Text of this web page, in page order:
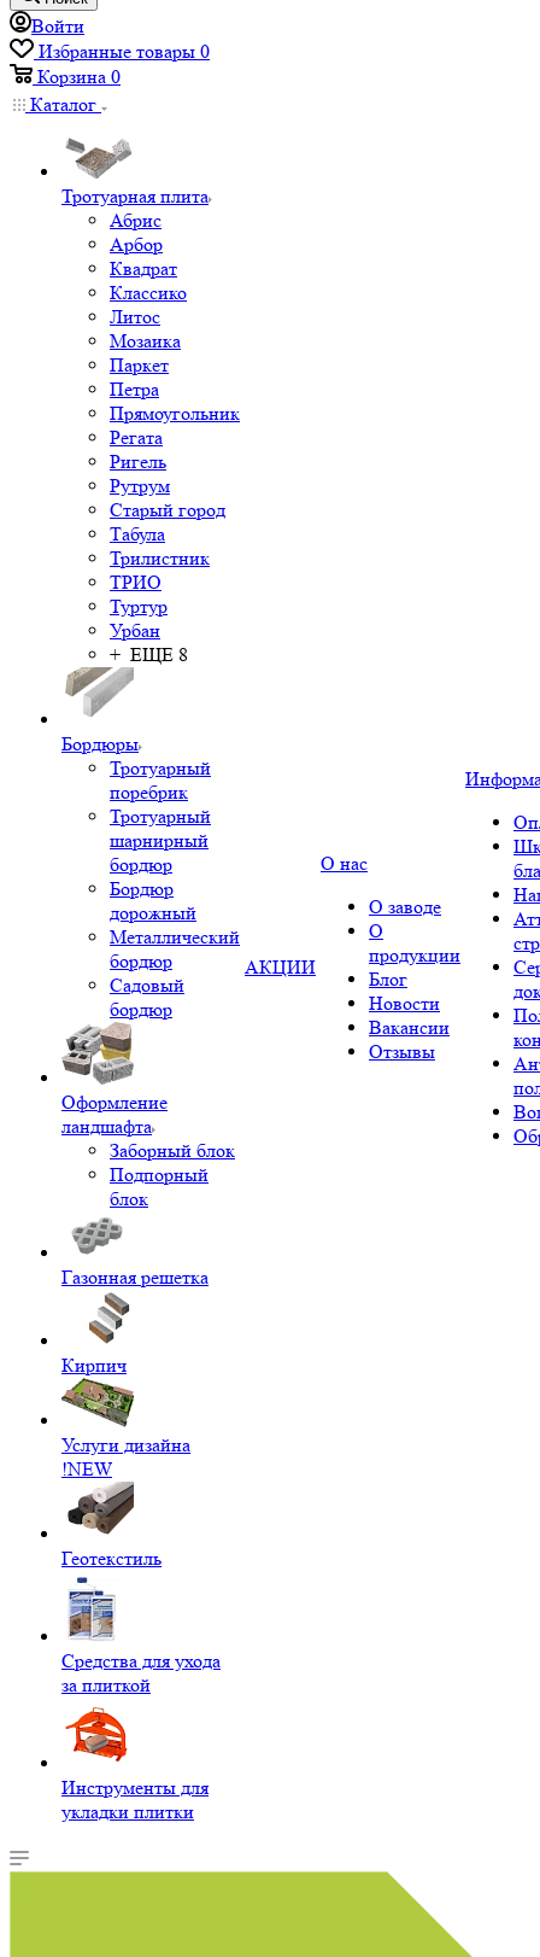
Войти
Избранные товары 0
Корзина 0
Каталог
Тротуарная плита
Абрис
Арбор
Квадрат
Классико
Литос
Мозаика
Паркет
Петра
Прямоугольник
Регата
Ригель
Рутрум
Старый город
Табула
Трилистник
ТРИО
Туртур
Урбан
+ ЕЩЕ 8
Бордюры
Тротуарный
поребрик
Тротуарный
шарнирный
бордюр
Бордюр
дорожный
Металлический
бордюр
Садовый
бордюр
Оформление
ландшафта
Заборный блок
Подпорный
блок
Газонная решетка
Кирпич
Услуги дизайна
!NEW
Геотекстиль
Средства для ухода
за плиткой
Инструменты для
укладки плитки
АКЦИИ
О нас
О заводе
О
продукции
Блог
Новости
Вакансии
Отзывы